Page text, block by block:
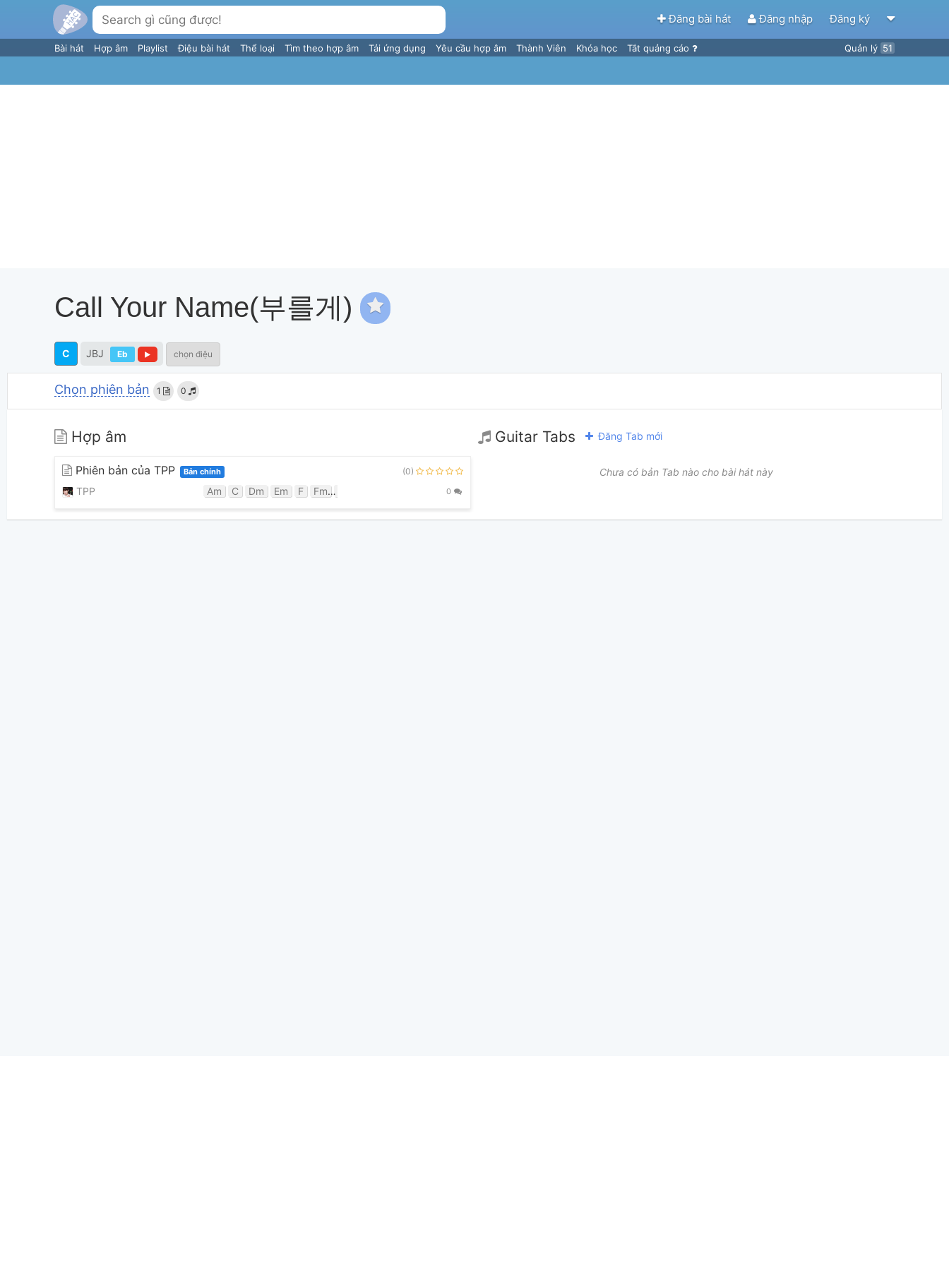
Đăng bài hát Đăng nhập Đăng ký
Bài hát Hợp âm Playlist Điệu bài hát Thể loại Tìm theo hợp âm Tải ứng dụng Yêu cầu hợp âm Thành Viên Khóa học Tắt quảng cáo Quản lý 51
Call Your Name(부를게)
C JBJ Eb chọn điệu
Chọn phiên bản 1 0
Hợp âm
Phiên bản của TPP Bản chính (0)
TPP Am C Dm Em F Fm 0
Guitar Tabs Đăng Tab mới
Chưa có bản Tab nào cho bài hát này